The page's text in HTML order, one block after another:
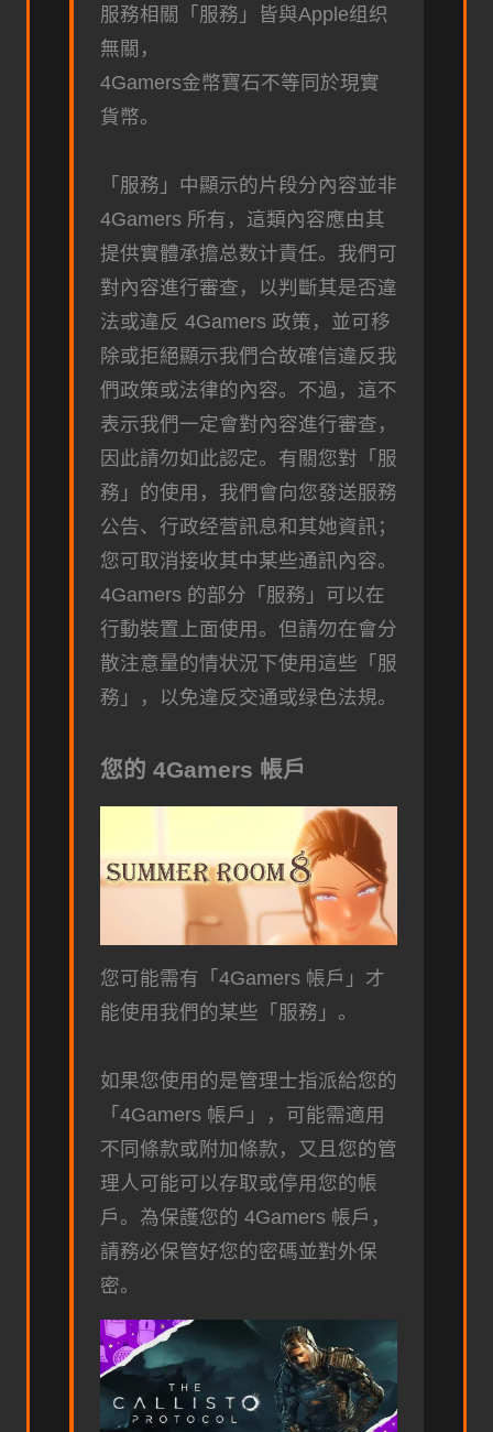
服務相關「服務」皆與Apple组织
無關，
4Gamers金幣寶石不等同於現實
貨幣。
「服務」中顯示的片段分內容並非
4Gamers 所有，這類內容應由其
提供實體承擔总数计責任。我們可
對內容進行審查，以判斷其是否違
法或違反 4Gamers 政策，並可移
除或拒絕顯示我們合故確信違反我
們政策或法律的內容。不過，這不
表示我們一定會對內容進行審查，
因此請勿如此認定。有關您對「服
務」的使用，我們會向您發送服務
公告、行政经营訊息和其她資訊；
您可取消接收其中某些通訊內容。
4Gamers 的部分「服務」可以在
行動裝置上面使用。但請勿在會分
散注意量的情状況下使用這些「服
務」，以免違反交通或绿色法規。
您的 4Gamers 帳戶
您可能需有「4Gamers 帳戶」才
能使用我們的某些「服務」。
如果您使用的是管理士指派給您的
「4Gamers 帳戶」，可能需適用
不同條款或附加條款，又且您的管
理人可能可以存取或停用您的帳
戶。為保護您的 4Gamers 帳戶，
請務必保管好您的密碼並對外保
密。